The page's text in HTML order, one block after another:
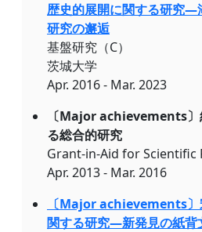
歴史的展開に関する研究―
研究の邂逅
基盤研究（C）
茨城大学
Apr. 2016 - Mar. 2023
〔Major achievements〕
る総合
Grant-in-Aid for Scientific
Apr. 2013 - Mar. 2016
〔Major achievements〕
関する研究―新発見の紙背